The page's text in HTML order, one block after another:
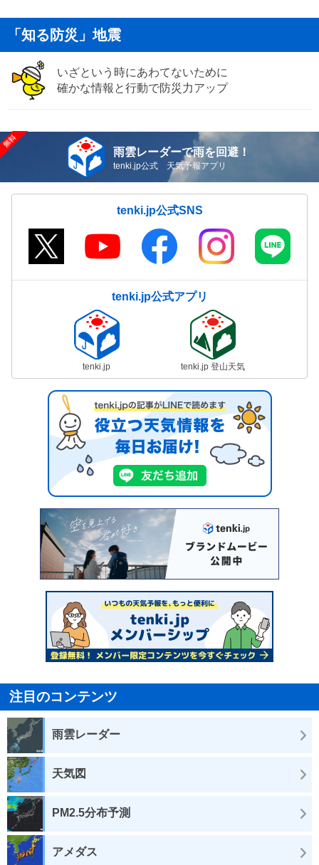
「知る防災」地震
いざという時にあわてないために
確かな情報と行動で防災力アップ
雨雲レーダーで雨を回避！
tenki.jp公式 天気予報アプリ
tenki.jp公式SNS
tenki.jp公式アプリ
tenki.jp tenki.jp 登山天気
注目のコンテンツ
雨雲レーダー
天気図
PM2.5分布予測
アメダス